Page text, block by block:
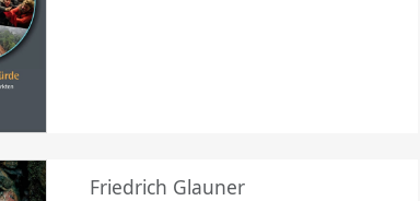
Friedrich Glauner